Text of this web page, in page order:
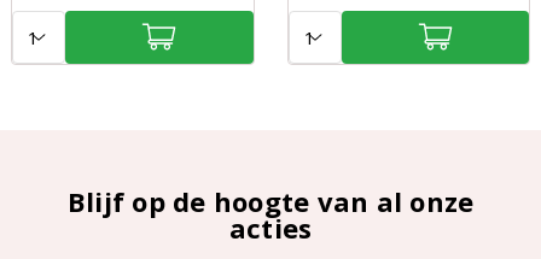
Blijf op de hoogte van al onze
acties